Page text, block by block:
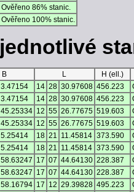
86% stanic.
100% stanic.
B L
H (ell.)
3.47154 14 28 30.97608 456.223
3.47154 14 28 30.97608 456.223
45.25334 12 55 26.77675 519.603
45.25334 12 55 26.77675 519.603
5.25414 18 21 11.45814 373.590
5.25414 18 21 11.45814 373.590
58.63247 17 07 44.64130 228.387
58.63247 17 07 44.64130 228.387
58.16794 17 12 29.39828 495.223